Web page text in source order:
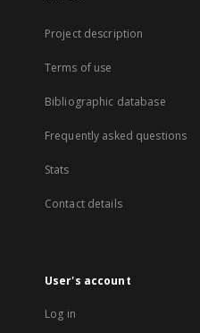
Project description
Terms of use
Bibliographic database
Frequently asked questions
Stats
Contact details
User's account
Log in